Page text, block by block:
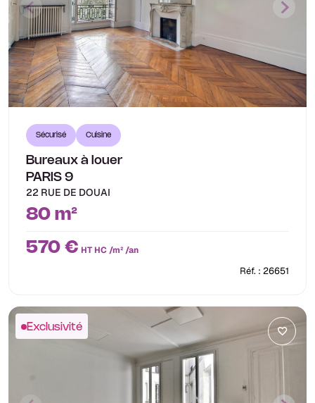
Sécurisé Cuisine
Bureaux à louer
PARIS 9
22 RUE DE DOUAI
80 m²
570 € HT HC /m² /an
Réf. : 26651
Exclusivité